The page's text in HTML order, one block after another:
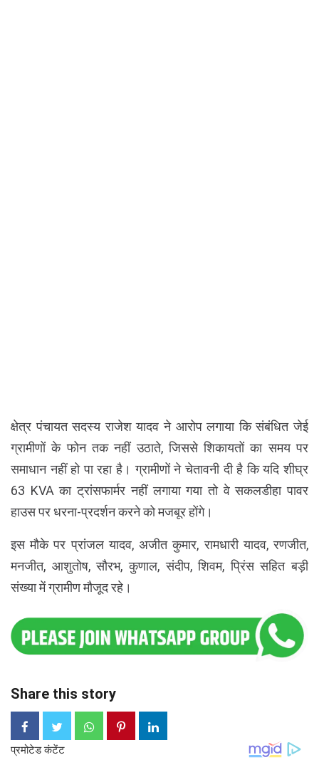
क्षेत्र पंचायत सदस्य राजेश यादव ने आरोप लगाया कि संबंधित जेई
ग्रामीणों के फोन तक नहीं उठाते, जिससे शिकायतों का समय पर
समाधान नहीं हो पा रहा है। ग्रामीणों ने चेतावनी दी है कि यदि शीघ्र
63 KVA का ट्रांसफार्मर नहीं लगाया गया तो वे सकलडीहा पावर
हाउस पर धरना-प्रदर्शन करने को मजबूर होंगे।
इस मौके पर प्रांजल यादव, अजीत कुमार, रामधारी यादव, रणजीत,
मनजीत, आशुतोष, सौरभ, कुणाल, संदीप, शिवम, प्रिंस सहित बड़ी
संख्या में ग्रामीण मौजूद रहे।
Share this story